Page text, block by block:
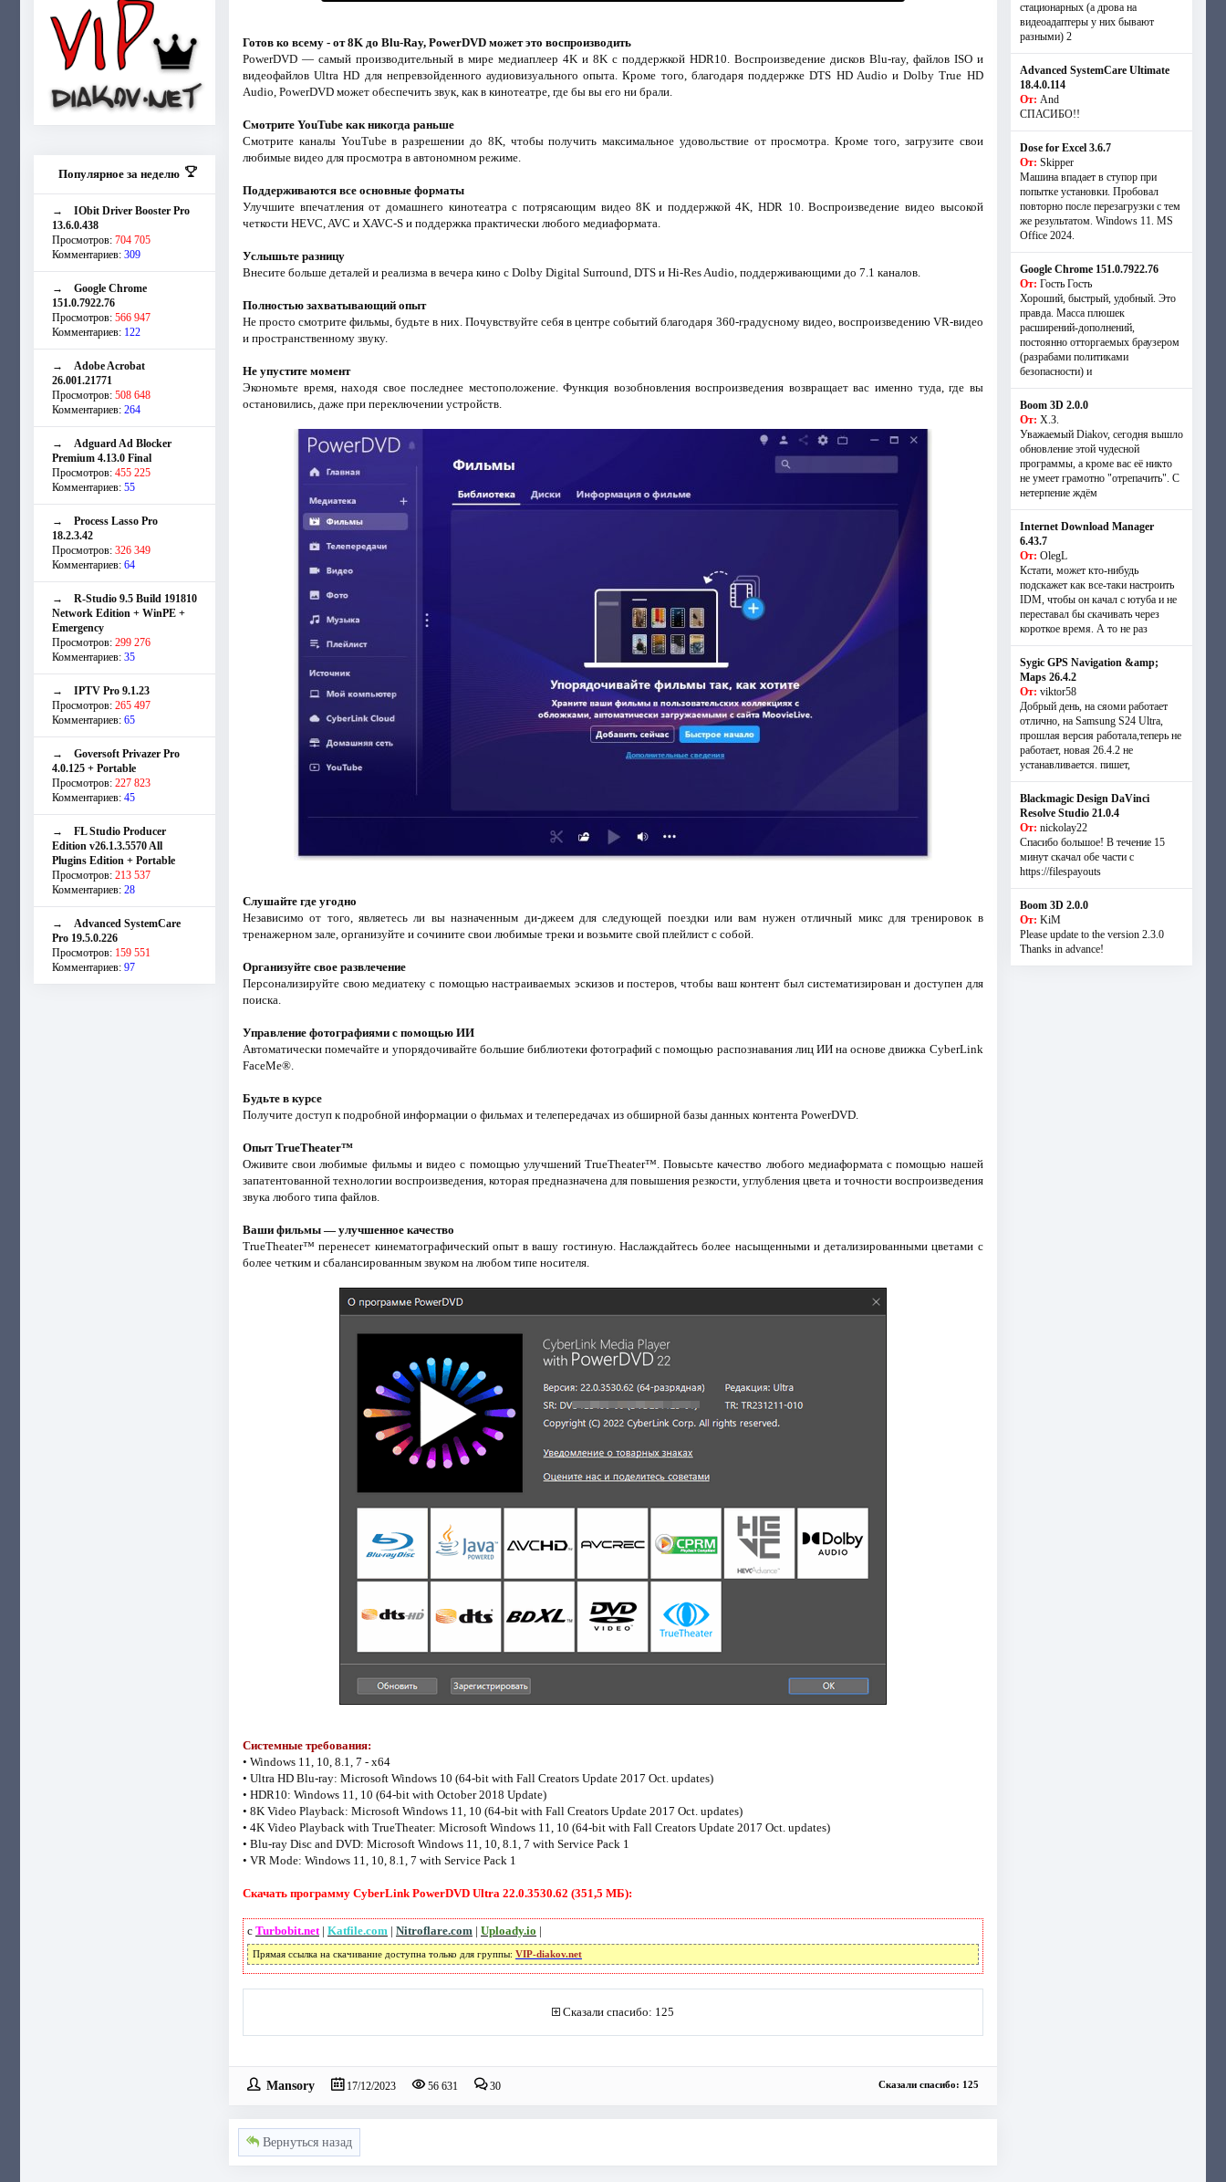
Популярное за неделю
→ IObit Driver Booster Pro
13.6.0.438
Просмотров: 704 705
Комментариев: 309
→ Google Chrome
151.0.7922.76
Просмотров: 566 947
Комментариев: 122
→ Adobe Acrobat
26.001.21771
Просмотров: 508 648
Комментариев: 264
→ Adguard Ad Blocker
Premium 4.13.0 Final
Просмотров: 455 225
Комментариев: 55
→ Process Lasso Pro
18.2.3.42
Просмотров: 326 349
Комментариев: 64
→ R-Studio 9.5 Build 191810
Network Edition + WinPE +
Emergency
Просмотров: 299 276
Комментариев: 35
→ IPTV Pro 9.1.23
Просмотров: 265 497
Комментариев: 65
→ Goversoft Privazer Pro
4.0.125 + Portable
Просмотров: 227 823
Комментариев: 45
→ FL Studio Producer
Edition v26.1.3.5570 All
Plugins Edition + Portable
Просмотров: 213 537
Комментариев: 28
→ Advanced SystemCare
Pro 19.5.0.226
Просмотров: 159 551
Комментариев: 97
Готов ко всему - от 8K до Blu-Ray, PowerDVD может это воспроизводить
PowerDVD — самый производительный в мире медиаплеер 4K и 8K с поддержкой HDR10. Воспроизведение дисков Blu-ray, файлов ISO и
видеофайлов Ultra HD для непревзойденного аудиовизуального опыта. Кроме того, благодаря поддержке DTS HD Audio и Dolby True HD
Audio, PowerDVD может обеспечить звук, как в кинотеатре, где бы вы его ни брали.
Смотрите YouTube как никогда раньше
Смотрите каналы YouTube в разрешении до 8K, чтобы получить максимальное удовольствие от просмотра. Кроме того, загрузите свои
любимые видео для просмотра в автономном режиме.
Поддерживаются все основные форматы
Улучшите впечатления от домашнего кинотеатра с потрясающим видео 8K и поддержкой 4K, HDR 10. Воспроизведение видео высокой
четкости HEVC, AVC и XAVC-S и поддержка практически любого медиаформата.
Услышьте разницу
Внесите больше деталей и реализма в вечера кино с Dolby Digital Surround, DTS и Hi-Res Audio, поддерживающими до 7.1 каналов.
Полностью захватывающий опыт
Не просто смотрите фильмы, будьте в них. Почувствуйте себя в центре событий благодаря 360-градусному видео, воспроизведению VR-видео
и пространственному звуку.
Не упустите момент
Экономьте время, находя свое последнее местоположение. Функция возобновления воспроизведения возвращает вас именно туда, где вы
остановились, даже при переключении устройств.
Слушайте где угодно
Независимо от того, являетесь ли вы назначенным ди-джеем для следующей поездки или вам нужен отличный микс для тренировок в
тренажерном зале, организуйте и сочините свои любимые треки и возьмите свой плейлист с собой.
Организуйте свое развлечение
Персонализируйте свою медиатеку с помощью настраиваемых эскизов и постеров, чтобы ваш контент был систематизирован и доступен для
поиска.
Управление фотографиями с помощью ИИ
Автоматически помечайте и упорядочивайте большие библиотеки фотографий с помощью распознавания лиц ИИ на основе движка CyberLink
FaceMe®.
Будьте в курсе
Получите доступ к подробной информации о фильмах и телепередачах из обширной базы данных контента PowerDVD.
Опыт TrueTheater™
Оживите свои любимые фильмы и видео с помощью улучшений TrueTheater™. Повысьте качество любого медиаформата с помощью нашей
запатентованной технологии воспроизведения, которая предназначена для повышения резкости, углубления цвета и точности воспроизведения
звука любого типа файлов.
Ваши фильмы — улучшенное качество
TrueTheater™ перенесет кинематографический опыт в вашу гостиную. Наслаждайтесь более насыщенными и детализированными цветами с
более четким и сбалансированным звуком на любом типе носителя.
Системные требования:
• Windows 11, 10, 8.1, 7 - x64
• Ultra HD Blu-ray: Microsoft Windows 10 (64-bit with Fall Creators Update 2017 Oct. updates)
• HDR10: Windows 11, 10 (64-bit with October 2018 Update)
• 8K Video Playback: Microsoft Windows 11, 10 (64-bit with Fall Creators Update 2017 Oct. updates)
• 4K Video Playback with TrueTheater: Microsoft Windows 11, 10 (64-bit with Fall Creators Update 2017 Oct. updates)
• Blu-ray Disc and DVD: Microsoft Windows 11, 10, 8.1, 7 with Service Pack 1
• VR Mode: Windows 11, 10, 8.1, 7 with Service Pack 1
Скачать программу CyberLink PowerDVD Ultra 22.0.3530.62 (351,5 МБ):
с Turbobit.net| Katfile.com | Nitroflare.com | Uploady.io |
Прямая ссылка на скачивание доступна только для группы: VIP-diakov.net
Сказали спасибо: 125
Mansory 17/12/2023 56 631 30 Сказали спасибо: 125
Вернуться назад
стационарных (а дрова на
видеоадаптеры у них бывают
разными) 2
Advanced SystemCare Ultimate
18.4.0.114
От: And
СПАСИБО!!
Dose for Excel 3.6.7
От: Skipper
Машина впадает в ступор при
попытке установки. Пробовал
повторно после перезагрузки с тем
же результатом. Windows 11. MS
Offiсe 2024.
Google Chrome 151.0.7922.76
От: Гость Гость
Хороший, быстрый, удобный. Это
правда. Масса плюшек
расширений-дополнений,
постоянно отторгаемых браузером
(разрабами политиками
безопасности) и
Boom 3D 2.0.0
От: Х.З.
Уважаемый Diakov, сегодня вышло
обновление этой чудесной
программы, а кроме вас её никто
не умеет грамотно "отрепачить". С
нетерпение ждём
Internet Download Manager
6.43.7
От: OlegL
Кстати, может кто-нибудь
подскажет как все-таки настроить
IDM, чтобы он качал с ютуба и не
переставал бы скачивать через
короткое время. А то не раз
Sygic GPS Navigation &amp;
Maps 26.4.2
От: viktor58
Добрый день, на сяоми работает
отлично, на Samsung S24 Ultra,
прошлая версия работала,теперь не
работает, новая 26.4.2 не
устанавливается. пишет,
Blackmagic Design DaVinci
Resolve Studio 21.0.4
От: nickolay22
Спасибо большое! В течение 15
минут скачал обе части с
https://filespayouts
Boom 3D 2.0.0
От: KiM
Please update to the version 2.3.0
Thanks in advance!